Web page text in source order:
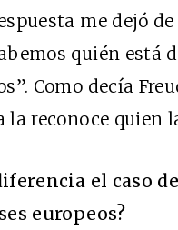
me dejó
quién está
Como decía
la reconoce quien
el caso
europeos?